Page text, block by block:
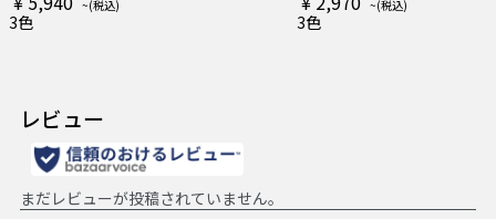
3色 3色